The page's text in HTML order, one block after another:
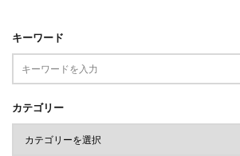
キーワード
カテゴリー